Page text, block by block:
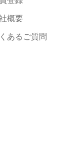
概要
あるご質問